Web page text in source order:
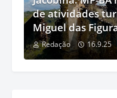
de atividades
Miguel das
Redação 16.9.25